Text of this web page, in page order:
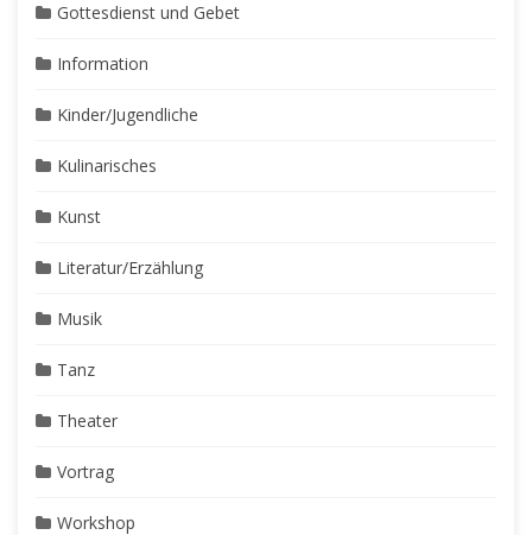
Gottesdienst und Gebet
Information
Kinder/Jugendliche
Kulinarisches
Kunst
Literatur/Erzählung
Musik
Tanz
Theater
Vortrag
Workshop